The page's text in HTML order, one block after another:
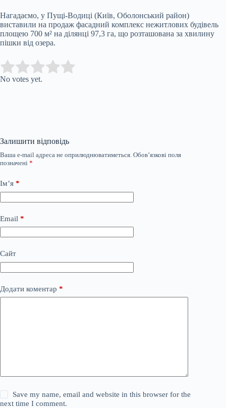
Нагадаємо, у Пущі-Водиці (Київ, Оболонський район)
виставили на продаж фасадний комплекс нежитлових будівель
площею 700 м² на ділянці 97,3 га, що розташована за хвилину
пішки від озера.
Rate this item:
No votes yet.
Залишити відповідь
Ваша e-mail адреса не оприлюднюватиметься. Обов’язкові поля
позначені *
Ім’я *
Email *
Сайт
Додати коментар *
Save my name, email and website in this browser for the
next time I comment.